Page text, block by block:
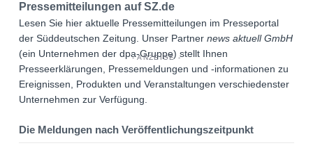
Pressemitteilungen aufSZ.de
Lesen Sie hier aktuelle Pressemitteilungen im Presseportal
der Süddeutschen Zeitung. Unser Partner news aktuell GmbH
(ein Unternehmen der dpa-Gruppe) stellt Ihnen
Presseerklärungen, Pressemeldungen und -informationen zu
Ereignissen, Produkten und Veranstaltungen verschiedenster
Unternehmen zur Verfügung.
Die Meldungen nach Veröffentlichungszeitpunkt